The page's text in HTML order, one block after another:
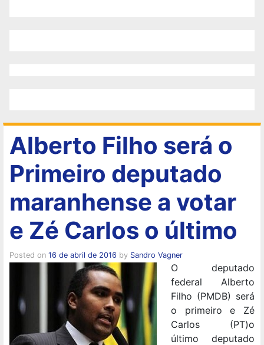
Alberto Filho será o
Primeiro deputado
maranhense a votar
e Zé Carlos o último
Posted on 16 de abril de 2016 by Sandro Vagner
O deputado
federal Alberto
Filho (PMDB) será
o primeiro e Zé
Carlos (PT)o
último deputado